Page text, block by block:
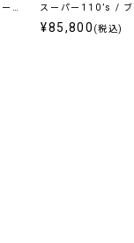
ン
スーパー110’s /
ェック
¥85,800 (税込)